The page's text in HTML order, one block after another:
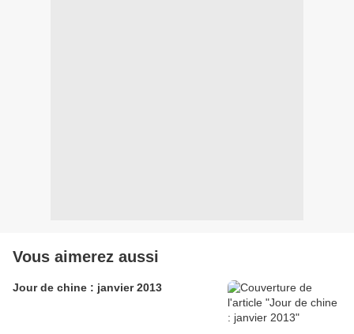
Vous aimerez aussi
Jour de chine : janvier 2013